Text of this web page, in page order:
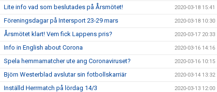
Lite info vad som beslutades på Årsmötet! 2020-03-18 15:41
Föreningsdagar på Intersport 23-29 mars 2020-03-18 10:30
Årsmötet klart! Vem fick Lappens pris? 2020-03-17 20:33
Info in English about Corona 2020-03-16 14:16
Spela hemmamatcher ute ang Coronaviruset? 2020-03-16 10:15
Björn Westerblad avslutar sin fotbollskarriär 2020-03-14 13:32
Inställd Herrmatch på lördag 14/3 2020-03-13 12:00